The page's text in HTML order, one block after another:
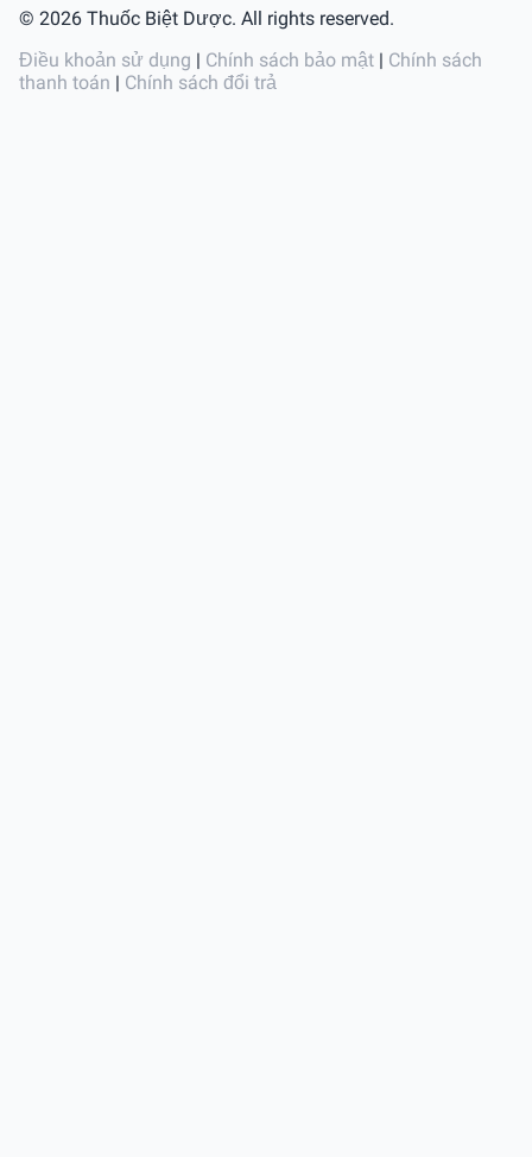
© 2026 Thuốc Biệt Dược. All rights reserved.
Điều khoản sử dụng | Chính sách bảo mật | Chính sách
thanh toán | Chính sách đổi trả